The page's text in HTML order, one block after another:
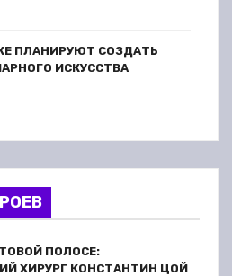
ПЛАНИРУЮТ СОЗДАТЬ
ИСКУССТВА
ПОЛОСЕ:
ХИРУРГ КОНСТАНТИН ЦОЙ